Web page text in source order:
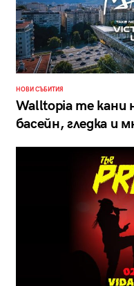
НОВИ СЪБИТИЯ
Walltopia те кани
басейн, гледка и